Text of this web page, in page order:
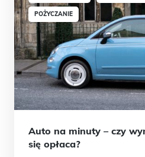
POŻYCZANIE
Auto na minuty – czy
się opłaca?